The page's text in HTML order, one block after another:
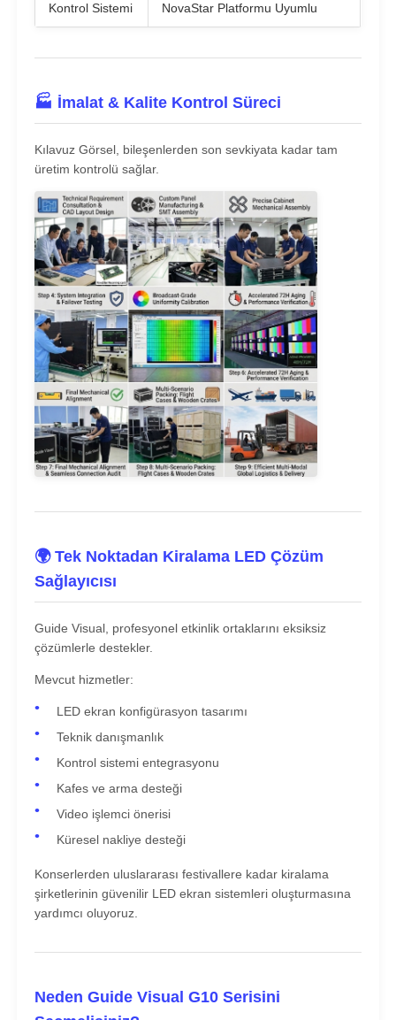
Kontrol Sistemi NovaStar Platformu Uyumlu
🏭 İmalat & Kalite Kontrol Süreci
Kılavuz Görsel, bileşenlerden son sevkiyata kadar tam
üretim kontrolü sağlar.
🌍 Tek Noktadan Kiralama LED Çözüm
Sağlayıcısı
Guide Visual, profesyonel etkinlik ortaklarını eksiksiz
çözümlerle destekler.
Mevcut hizmetler:
LED ekran konfigürasyon tasarımı
Teknik danışmanlık
Kontrol sistemi entegrasyonu
Kafes ve arma desteği
Video işlemci önerisi
Küresel nakliye desteği
Konserlerden uluslararası festivallere kadar kiralama
şirketlerinin güvenilir LED ekran sistemleri oluşturmasına
yardımcı oluyoruz.
Neden Guide Visual G10 Serisini